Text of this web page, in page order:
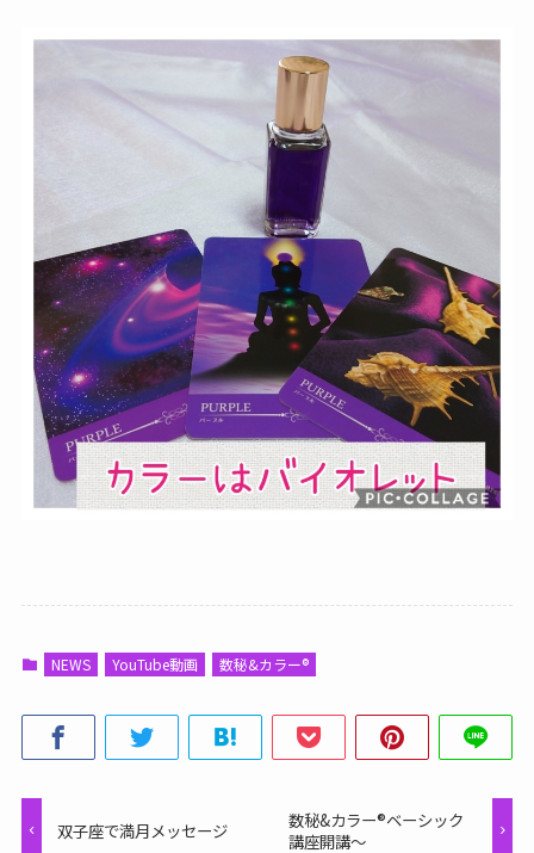
NEWS YouTube動画 数秘&カラー®
双子座で満月メッセージ
数秘&カラー®ベーシック
講座開講～